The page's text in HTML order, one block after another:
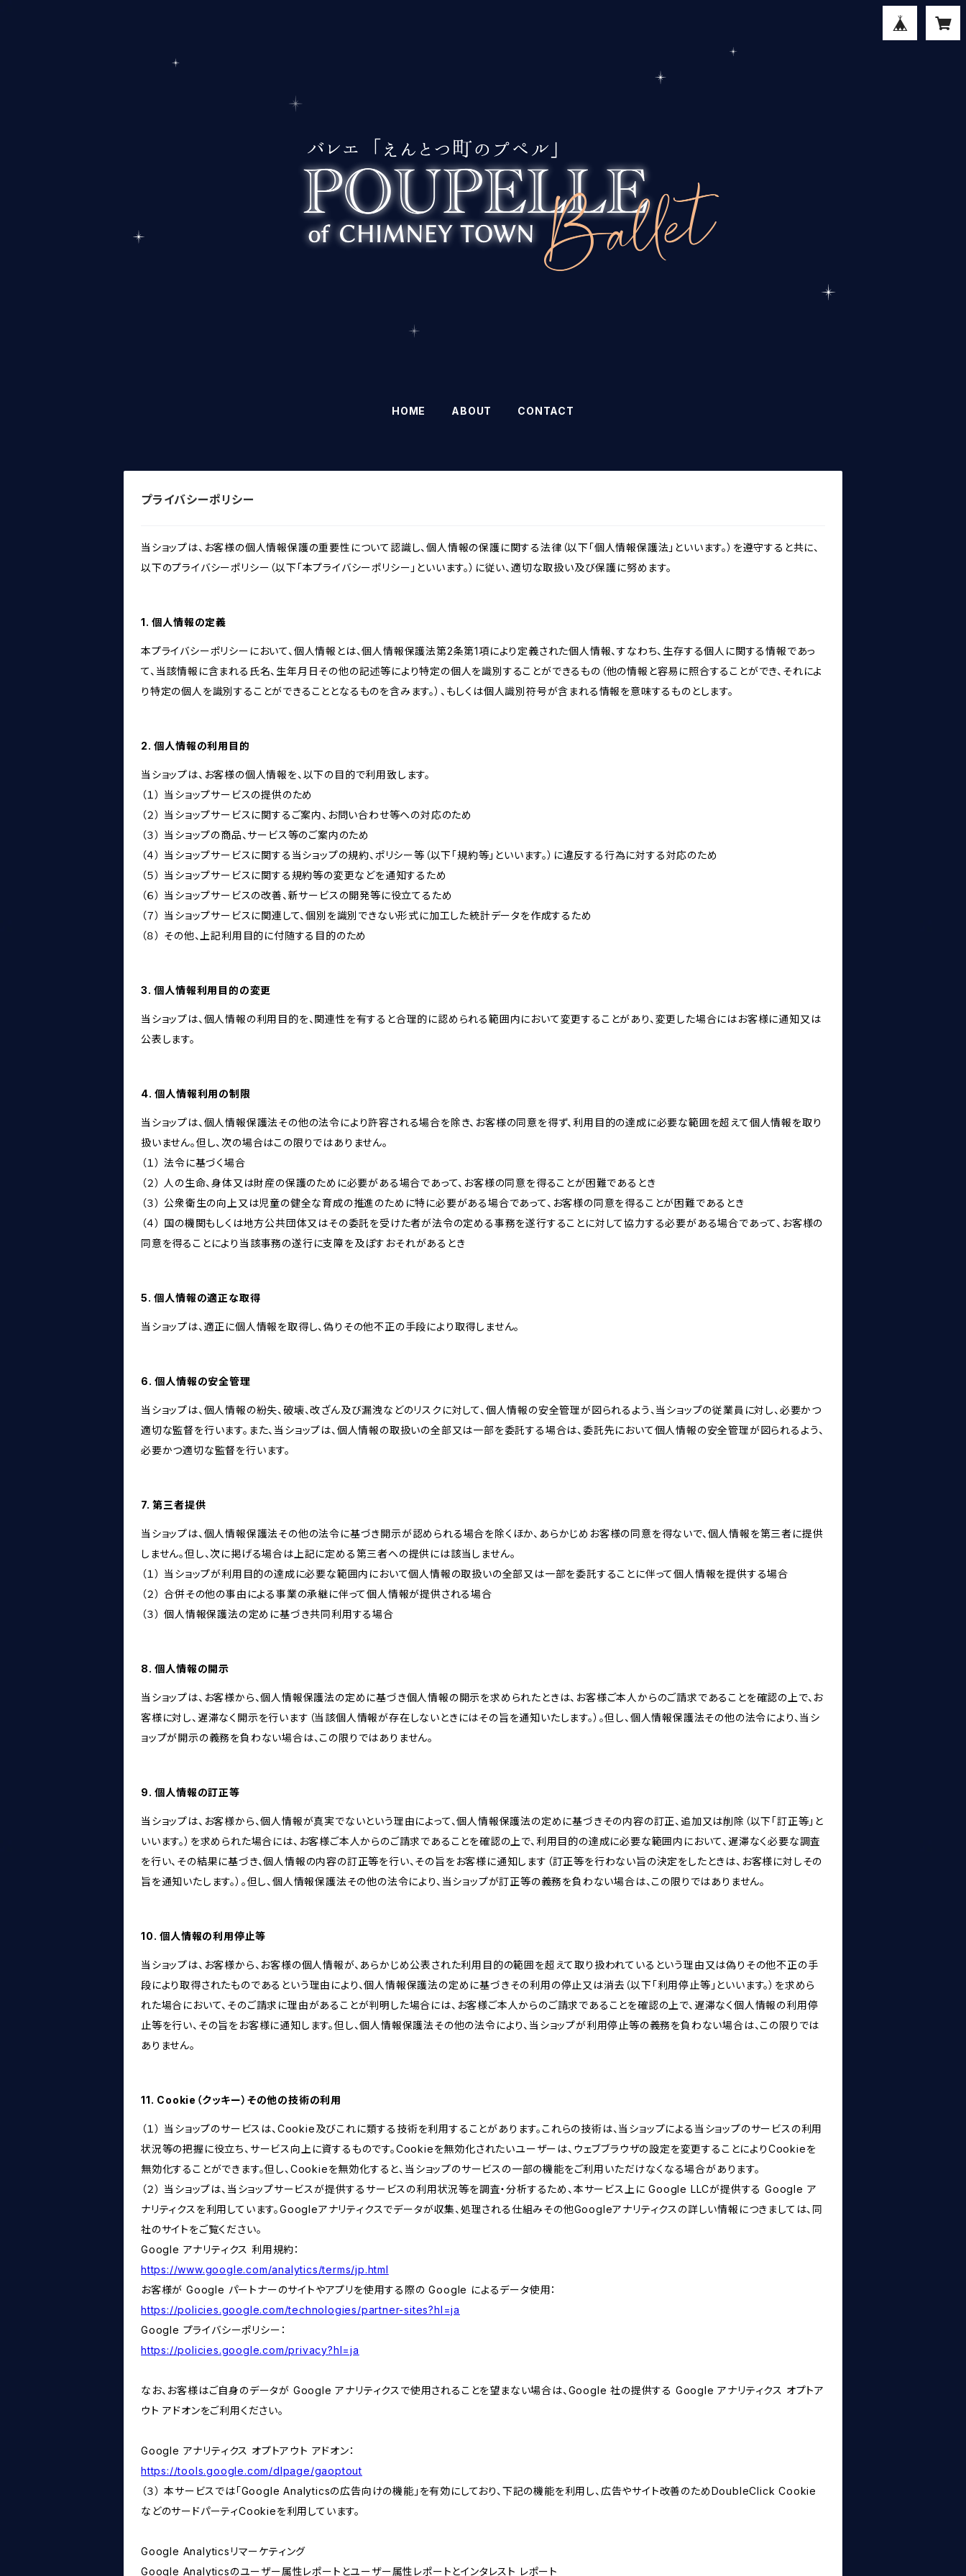
HOME ABOUT CONTACT
プライバシーポリシー
当ショップは、お客様の個人情報保護の重要性について認識し、個人情報の保護に関する法律（以下「個人情報保護法」といいます。）を遵守すると共に、
以下のプライバシーポリシー（以下「本プライバシーポリシー」といいます。）に従い、適切な取扱い及び保護に努めます。
1. 個人情報の定義
本プライバシーポリシーにおいて、個人情報とは、個人情報保護法第2条第1項により定義された個人情報、すなわち、生存する個人に関する情報であっ
て、当該情報に含まれる氏名、生年月日その他の記述等により特定の個人を識別することができるもの（他の情報と容易に照合することができ、それによ
り特定の個人を識別することができることとなるものを含みます。）、もしくは個人識別符号が含まれる情報を意味するものとします。
2. 個人情報の利用目的
当ショップは、お客様の個人情報を、以下の目的で利用致します。
（１） 当ショップサービスの提供のため
（２） 当ショップサービスに関するご案内、お問い合わせ等への対応のため
（３） 当ショップの商品、サービス等のご案内のため
（４） 当ショップサービスに関する当ショップの規約、ポリシー等（以下「規約等」といいます。）に違反する行為に対する対応のため
（５） 当ショップサービスに関する規約等の変更などを通知するため
（６） 当ショップサービスの改善、新サービスの開発等に役立てるため
（７） 当ショップサービスに関連して、個別を識別できない形式に加工した統計データを作成するため
（８） その他、上記利用目的に付随する目的のため
3. 個人情報利用目的の変更
当ショップは、個人情報の利用目的を、関連性を有すると合理的に認められる範囲内において変更することがあり、変更した場合にはお客様に通知又は
公表します。
4. 個人情報利用の制限
当ショップは、個人情報保護法その他の法令により許容される場合を除き、お客様の同意を得ず、利用目的の達成に必要な範囲を超えて個人情報を取り
扱いません。但し、次の場合はこの限りではありません。
（１） 法令に基づく場合
（２） 人の生命、身体又は財産の保護のために必要がある場合であって、お客様の同意を得ることが困難であるとき
（３） 公衆衛生の向上又は児童の健全な育成の推進のために特に必要がある場合であって、お客様の同意を得ることが困難であるとき
（４） 国の機関もしくは地方公共団体又はその委託を受けた者が法令の定める事務を遂行することに対して協力する必要がある場合であって、お客様の
同意を得ることにより当該事務の遂行に支障を及ぼすおそれがあるとき
5. 個人情報の適正な取得
当ショップは、適正に個人情報を取得し、偽りその他不正の手段により取得しません。
6. 個人情報の安全管理
当ショップは、個人情報の紛失、破壊、改ざん及び漏洩などのリスクに対して、個人情報の安全管理が図られるよう、当ショップの従業員に対し、必要かつ
適切な監督を行います。また、当ショップは、個人情報の取扱いの全部又は一部を委託する場合は、委託先において個人情報の安全管理が図られるよう、
必要かつ適切な監督を行います。
7. 第三者提供
当ショップは、個人情報保護法その他の法令に基づき開示が認められる場合を除くほか、あらかじめお客様の同意を得ないで、個人情報を第三者に提供
しません。但し、次に掲げる場合は上記に定める第三者への提供には該当しません。
（１） 当ショップが利用目的の達成に必要な範囲内において個人情報の取扱いの全部又は一部を委託することに伴って個人情報を提供する場合
（２） 合併その他の事由による事業の承継に伴って個人情報が提供される場合
（３） 個人情報保護法の定めに基づき共同利用する場合
8. 個人情報の開示
当ショップは、お客様から、個人情報保護法の定めに基づき個人情報の開示を求められたときは、お客様ご本人からのご請求であることを確認の上で、お
客様に対し、遅滞なく開示を行います（当該個人情報が存在しないときにはその旨を通知いたします。）。但し、個人情報保護法その他の法令により、当シ
ョップが開示の義務を負わない場合は、この限りではありません。
9. 個人情報の訂正等
当ショップは、お客様から、個人情報が真実でないという理由によって、個人情報保護法の定めに基づきその内容の訂正、追加又は削除（以下「訂正等」と
いいます。）を求められた場合には、お客様ご本人からのご請求であることを確認の上で、利用目的の達成に必要な範囲内において、遅滞なく必要な調査
を行い、その結果に基づき、個人情報の内容の訂正等を行い、その旨をお客様に通知します（訂正等を行わない旨の決定をしたときは、お客様に対しその
旨を通知いたします。）。但し、個人情報保護法その他の法令により、当ショップが訂正等の義務を負わない場合は、この限りではありません。
10. 個人情報の利用停止等
当ショップは、お客様から、お客様の個人情報が、あらかじめ公表された利用目的の範囲を超えて取り扱われているという理由又は偽りその他不正の手
段により取得されたものであるという理由により、個人情報保護法の定めに基づきその利用の停止又は消去（以下「利用停止等」といいます。）を求めら
れた場合において、そのご請求に理由があることが判明した場合には、お客様ご本人からのご請求であることを確認の上で、遅滞なく個人情報の利用停
止等を行い、その旨をお客様に通知します。但し、個人情報保護法その他の法令により、当ショップが利用停止等の義務を負わない場合は、この限りでは
ありません。
11. Cookie（クッキー）その他の技術の利用
（１） 当ショップのサービスは、Cookie及びこれに類する技術を利用することがあります。これらの技術は、当ショップによる当ショップのサービスの利用
状況等の把握に役立ち、サービス向上に資するものです。Cookieを無効化されたいユーザーは、ウェブブラウザの設定を変更することによりCookieを
無効化することができます。但し、Cookieを無効化すると、当ショップのサービスの一部の機能をご利用いただけなくなる場合があります。
（２） 当ショップは、当ショップサービスが提供するサービスの利用状況等を調査・分析するため、本サービス上に Google LLCが提供する Google ア
ナリティクスを利用しています。Googleアナリティクスでデータが収集、処理される仕組みその他Googleアナリティクスの詳しい情報につきましては、同
社のサイトをご覧ください。
Google アナリティクス 利用規約：
https://www.google.com/analytics/terms/jp.html
お客様が Google パートナーのサイトやアプリを使用する際の Google によるデータ使用：
https://policies.google.com/technologies/partner-sites?hl=ja
Google プライバシーポリシー：
https://policies.google.com/privacy?hl=ja
なお、お客様はご自身のデータが Google アナリティクスで使用されることを望まない場合は、Google 社の提供する Google アナリティクス オプトア
ウト アドオンをご利用ください。
Google アナリティクス オプトアウト アドオン：
https://tools.google.com/dlpage/gaoptout
（３） 本サービスでは「Google Analyticsの広告向けの機能」を有効にしており、下記の機能を利用し、広告やサイト改善のためDoubleClick Cookie
などのサードパーティCookieを利用しています。
Google Analyticsリマーケティング
Google Analyticsのユーザー属性レポートとユーザー属性レポートとインタレスト レポート